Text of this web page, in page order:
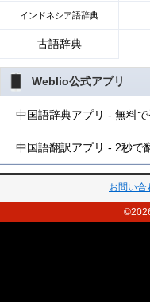
インドネシア語辞典
古語辞典
Weblio公式アプリ
中国語辞典アプリ - 無料
中国語翻訳アプリ - 2秒で
お問い合